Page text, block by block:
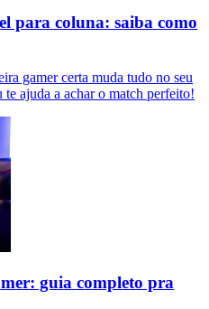
para coluna: saiba como
gamer certa muda tudo no seu
ajuda a achar o match perfeito!
guia completo pra